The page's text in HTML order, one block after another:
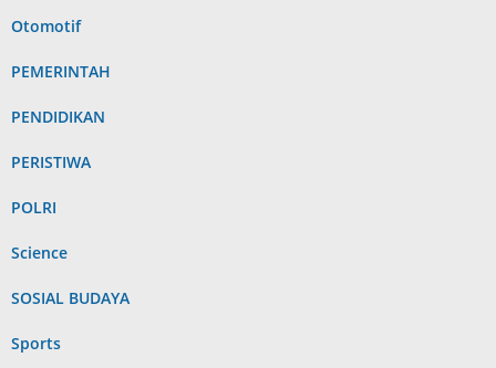
Otomotif
PEMERINTAH
PENDIDIKAN
PERISTIWA
POLRI
Science
SOSIAL BUDAYA
Sports